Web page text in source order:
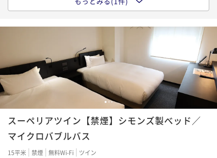
【お値段重視ならコチラ！】ホテルSUI神田★ベストレ
IN 15:00 - 24:00 OUT10:00
¥20,100~
2名 ¥ 19,095 ~
1 23
スーペリアツイン【禁煙】シモンズ製べッド／
マイクロバブルバス
15平米 禁煙 無料Wi-Fi ツイン